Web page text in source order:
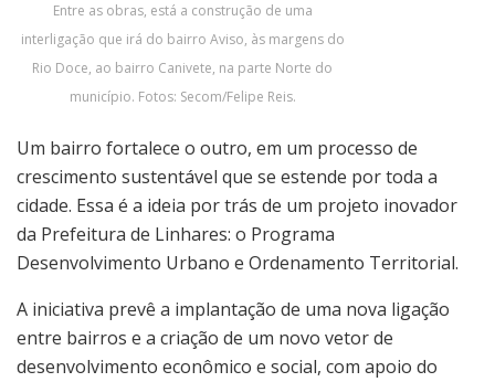
Entre as obras, está a construção de uma
interligação que irá do bairro Aviso, às margens do
Rio Doce, ao bairro Canivete, na parte Norte do
município. Fotos: Secom/Felipe Reis.
Um bairro fortalece o outro, em um processo de
crescimento sustentável que se estende por toda a
cidade. Essa é a ideia por trás de um projeto inovador
da Prefeitura de Linhares: o Programa
Desenvolvimento Urbano e Ordenamento Territorial.
A iniciativa prevê a implantação de uma nova ligação
entre bairros e a criação de um novo vetor de
desenvolvimento econômico e social, com apoio do